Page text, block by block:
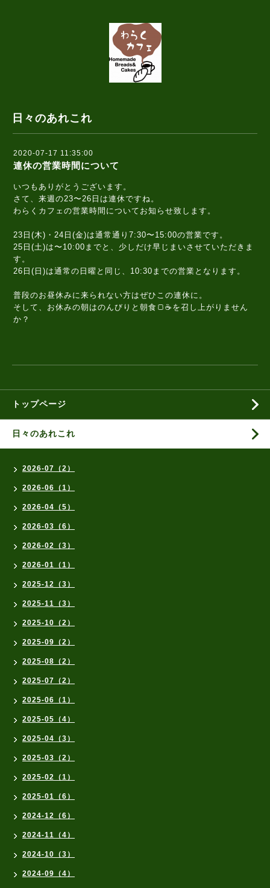
日々のあれこれ
2020-07-17 11:35:00
連休の営業時間について
いつもありがとうございます。
さて、来週の23〜26日は連休ですね。
わらくカフェの営業時間についてお知らせ致します。
23日(木)・24日(金)は通常通り7:30〜15:00の営業です。
25日(土)は〜10:00までと、少しだけ早じまいさせていただきま
す。
26日(日)は通常の日曜と同じ、10:30までの営業となります。
普段のお昼休みに来られない方はぜひこの連休に。
そして、お休みの朝はのんびりと朝食🍞☕️を召し上がりません
か？
トップページ
日々のあれこれ
2026-07（2）
2026-06（1）
2026-04（5）
2026-03（6）
2026-02（3）
2026-01（1）
2025-12（3）
2025-11（3）
2025-10（2）
2025-09（2）
2025-08（2）
2025-07（2）
2025-06（1）
2025-05（4）
2025-04（3）
2025-03（2）
2025-02（1）
2025-01（6）
2024-12（6）
2024-11（4）
2024-10（3）
2024-09（4）